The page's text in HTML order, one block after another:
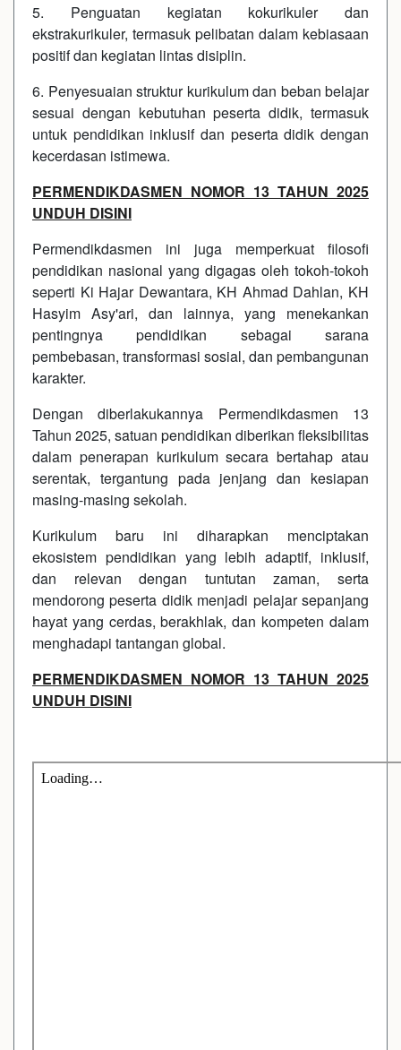
5. Penguatan kegiatan kokurikuler dan
ekstrakurikuler, termasuk pelibatan dalam kebiasaan
positif dan kegiatan lintas disiplin.
6. Penyesuaian struktur kurikulum dan beban belajar
sesuai dengan kebutuhan peserta didik, termasuk
untuk pendidikan inklusif dan peserta didik dengan
kecerdasan istimewa.
PERMENDIKDASMEN NOMOR 13 TAHUN 2025
UNDUH DISINI
Permendikdasmen ini juga memperkuat filosofi
pendidikan nasional yang digagas oleh tokoh-tokoh
seperti Ki Hajar Dewantara, KH Ahmad Dahlan, KH
Hasyim Asy'ari, dan lainnya, yang menekankan
pentingnya pendidikan sebagai sarana
pembebasan, transformasi sosial, dan pembangunan
karakter.
Dengan diberlakukannya Permendikdasmen 13
Tahun 2025, satuan pendidikan diberikan fleksibilitas
dalam penerapan kurikulum secara bertahap atau
serentak, tergantung pada jenjang dan kesiapan
masing-masing sekolah.
Kurikulum baru ini diharapkan menciptakan
ekosistem pendidikan yang lebih adaptif, inklusif,
dan relevan dengan tuntutan zaman, serta
mendorong peserta didik menjadi pelajar sepanjang
hayat yang cerdas, berakhlak, dan kompeten dalam
menghadapi tantangan global.
PERMENDIKDASMEN NOMOR 13 TAHUN 2025
UNDUH DISINI